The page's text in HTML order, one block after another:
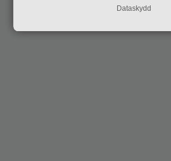
Dataskydd